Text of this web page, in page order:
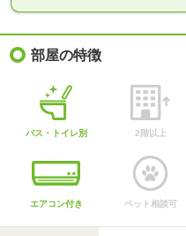
部屋の特徴
バス・トイレ別 2階以上
エアコン付き ペット相談可